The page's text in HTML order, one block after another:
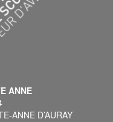
ANNE
ANNE D’AURAY